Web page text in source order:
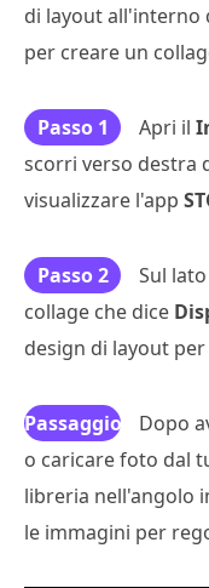
di layout all'interno
per creare un
Passo 1 Apri il
scorri verso destra
visualizzare l'app
Passo 2
Sul
collage che dice
design di layout
Passaggio
3
Dopo
o caricare foto dal
libreria nell'angolo
le immagini per